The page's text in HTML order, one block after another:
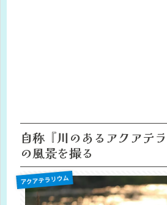
自称『川のあるアクアテ
の風景を撮る
アクアテラリウム